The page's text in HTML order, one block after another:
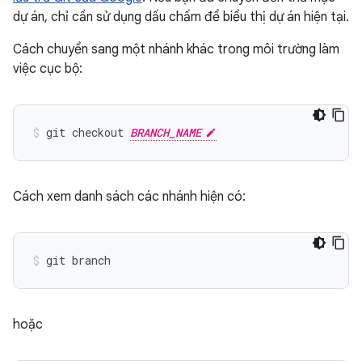
dự án, chỉ cần sử dụng dấu chấm để biểu thị dự án hiện tại.
Cách chuyển sang một nhánh khác trong môi trường làm
việc cục bộ:
git checkout BRANCH_NAME
Cách xem danh sách các nhánh hiện có:
hoặc